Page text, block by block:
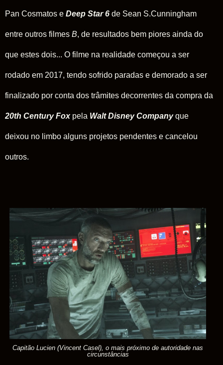
Pan Cosmatos e Deep Star 6 de Sean S.Cunningham
entre outros filmes B, de resultados bem piores ainda do
que estes dois... O filme na realidade começou a ser
rodado em 2017, tendo sofrido paradas e demorado a ser
finalizado por conta dos trâmites decorrentes da compra da
20th Century Fox pela Walt Disney Company que
deixou no limbo alguns projetos pendentes e cancelou
outros.
Capitão Lucien (Vincent Casel), o mais próximo de autoridade nas
circunstâncias